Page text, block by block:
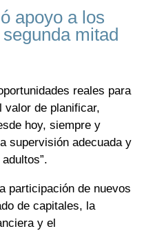
apoyo a los
mitad
reales para
valor de planificar,
hoy, siempre y
supervisión adecuada y
participación de nuevos
de capitales, la
y el